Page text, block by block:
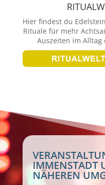
Hier findest du
Rituale für mehr
Auszeiten im Alltag
IMMENSTADT
NÄHEREN